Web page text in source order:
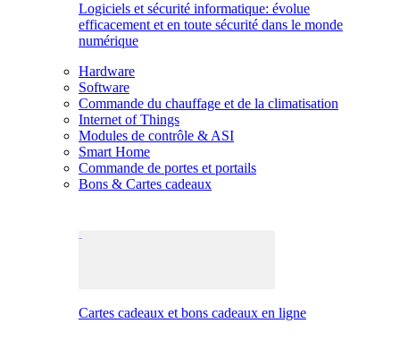
Logiciels et sécurité informatique: évolue
efficacement et en toute sécurité dans le monde
numérique
Hardware
Software
Commande du chauffage et de la climatisation
Internet of Things
Modules de contrôle & ASI
Smart Home
Commande de portes et portails
Bons & Cartes cadeaux
Cartes cadeaux et bons cadeaux en ligne